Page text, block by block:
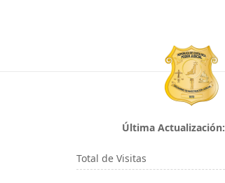
Última Actualización:
Total de Visitas